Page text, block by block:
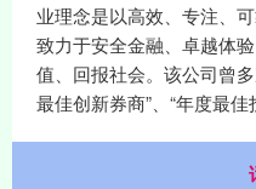
业理念是以高效、专注、
致力于安全金融、卓越体
值、回报社会。该公司曾
最佳创新券商”、“年度最佳